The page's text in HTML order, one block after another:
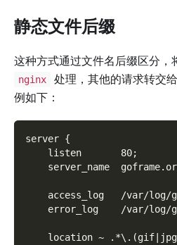
静态文件后缀
这种方式通过文件名后缀区分，
nginx 处理，其他的请求转交给
例如下：
server {
    listen       80;
server_name
access_log   /var/log/
error_log    /var/log/
location ~